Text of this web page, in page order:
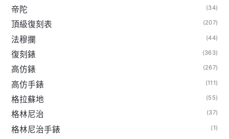
帝陀 (34)
頂級復刻表 (207)
法穆攔 (44)
復刻錶 (363)
高仿錶 (267)
高仿手錶 (111)
格拉蘇地 (55)
格林尼治 (37)
格林尼治手錶 (1)